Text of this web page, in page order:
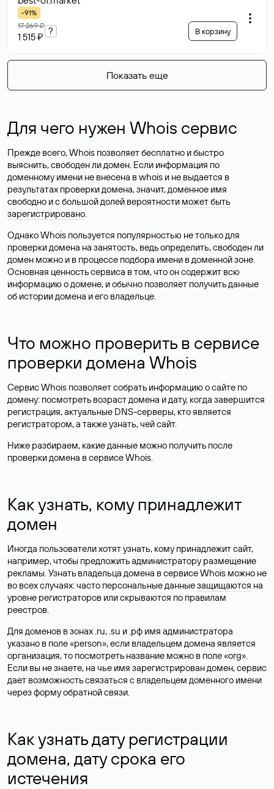
-91%
17 269 ₽
1 515 ₽
? В корзину
Показать еще
Для чего нужен Whois сервис
Прежде всего, Whois позволяет бесплатно и быстро
выяснить, свободен ли домен. Если информация по
доменному имени не внесена в whois и не выдается в
результатах проверки домена, значит, доменное имя
свободно и с большой долей вероятности может быть
зарегистрировано.
Однако Whois пользуется популярностью не только для
проверки домена на занятость, ведь определить, свободен ли
домен можно и в процессе подбора имени в доменной зоне.
Основная ценность сервиса в том, что он содержит всю
информацию о домене, и обычно позволяет получить данные
об истории домена и его владельце.
Что можно проверить в сервисе
проверки домена Whois
Сервис Whois позволяет собрать информацию о сайте по
домену: посмотреть возраст домена и дату, когда завершится
регистрация, актуальные DNS-серверы, кто является
регистратором, а также узнать, чей сайт.
Ниже разбираем, какие данные можно получить после
проверки домена в сервисе Whois.
Как узнать, кому принадлежит
домен
Иногда пользователи хотят узнать, кому принадлежит сайт,
например, чтобы предложить администратору размещение
рекламы. Узнать владельца домена в сервисе Whois можно не
во всех случаях: часто персональные данныезащищаются на
уровне регистраторов или скрываются по правилам
реестров.
Для доменов в зонах .ru, .su и .рф имя администратора
указано в поле «person», если владельцем домена является
организация, то посмотреть название можно в поле «org».
Если вы не знаете, на чье имя зарегистрирован домен, сервис
дает возможность связаться с владельцем доменного имени
через форму обратной связи.
Как узнать дату регистрации
домена, дату срока его
истечения